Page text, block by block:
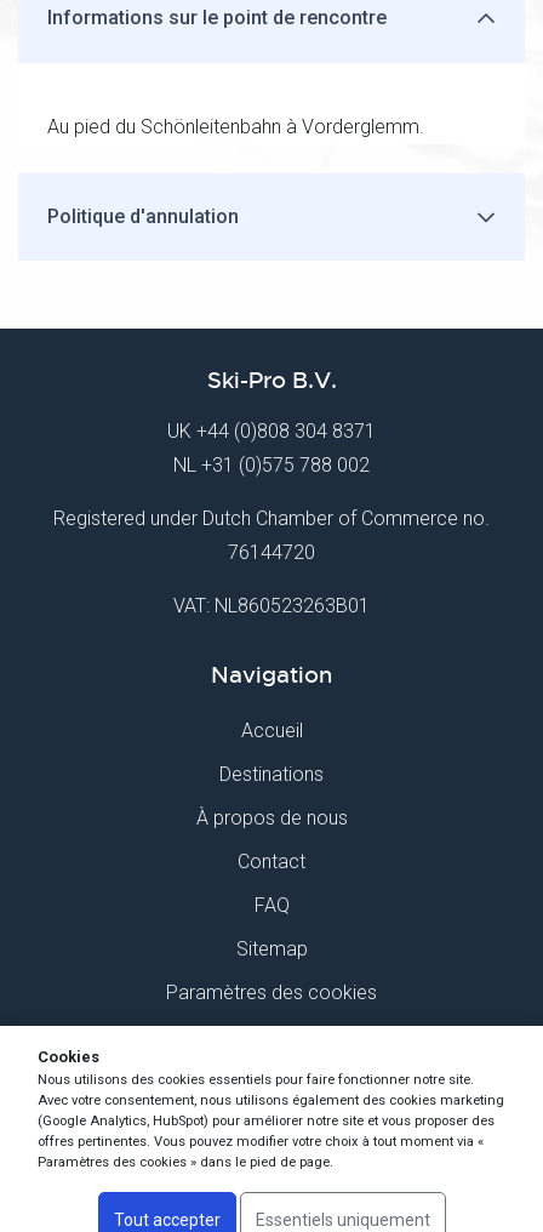
Informations sur le point de rencontre
Au pied du Schönleitenbahn à Vorderglemm.
Politique d'annulation
Ski-Pro B.V.
UK +44 (0)808 304 8371
NL +31 (0)575 788 002
Registered under Dutch Chamber of Commerce no.
76144720
VAT: NL860523263B01
Navigation
Accueil
Destinations
À propos de nous
Contact
FAQ
Sitemap
Paramètres des cookies
Retrouvez-nous sur Social Media
Copyright Ski-Pro 2026 - Tous les droits sont réservés
Cookies
Nous utilisons des cookies essentiels pour faire fonctionner notre site.
Avec votre consentement, nous utilisons également des cookies marketing
(Google Analytics, HubSpot) pour améliorer notre site et vous proposer des
offres pertinentes. Vous pouvez modifier votre choix à tout moment via «
Paramètres des cookies » dans le pied de page.
Tout accepter Essentiels uniquement